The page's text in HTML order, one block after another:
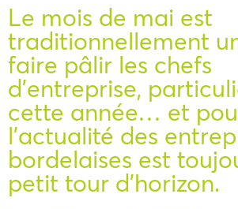
Le mois de mai est
traditionnellement
faire pâlir les chefs
d’entreprise,
cette année… et
l’actualité des
bordelaises est
petit tour d’horizon.